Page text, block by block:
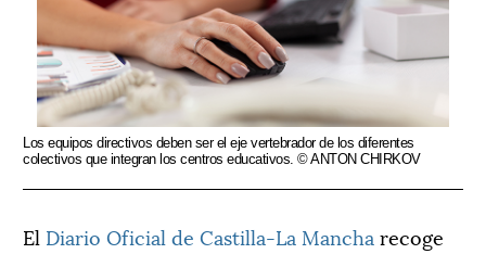
Los equipos directivos deben ser el eje vertebrador de los diferentes
colectivos que integran los centros educativos. © ANTON CHIRKOV
El Diario Oficial de Castilla-La Mancha recoge